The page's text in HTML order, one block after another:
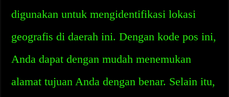
digunakan untuk mengidentifikasi lokasi
geografis di daerah ini. Dengan kode pos ini,
Anda dapat dengan mudah menemukan
alamat tujuan Anda dengan benar. Selain itu,